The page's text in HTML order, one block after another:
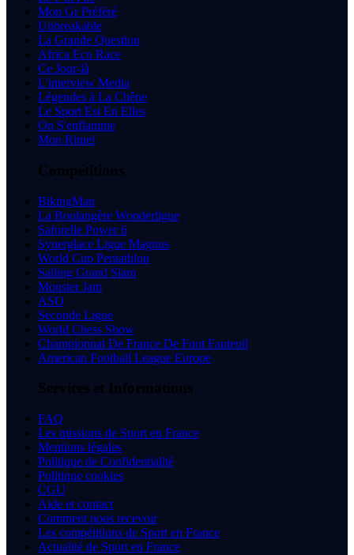
Mon Gr Préféré
Unbreakable
La Grande Question
Africa Eco Race
Ce Jour-là
L'interview Media
Légendes à La Chêne
Le Sport Est En Elles
On S'enflamme
Mon Rituel
Compétitions
BikingMan
La Boulangère Wonderligue
Saforelle Power 6
Synerglace Ligue Magnus
World Cup Pentathlon
Sailing Grand Slam
Monster Jam
ASO
Seconde Ligue
World Chess Show
Championnat De France De Foot Fauteuil
American Football League Europe
Services et Informations
FAQ
Les missions de Sport en France
Mentions légales
Politique de Confidentialité
Politique cookies
CGU
Aide et contact
Comment nous recevoir
Les compétitions de Sport en France
Actualité de Sport en France